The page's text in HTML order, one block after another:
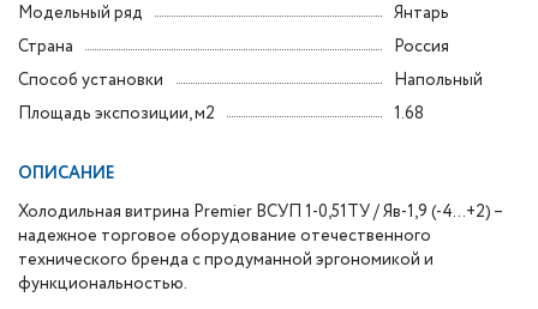
Модельный ряд
Янтарь
Страна
Россия
Способ установки
Напольный
Площадь экспозиции, м2
1.68
ОПИСАНИЕ
Холодильная витрина Premier ВСУП 1-0,51ТУ / Яв-1,9 (-4…+2) –
надежное торговое оборудование отечественного
технического бренда с продуманной эргономикой и
функциональностью.